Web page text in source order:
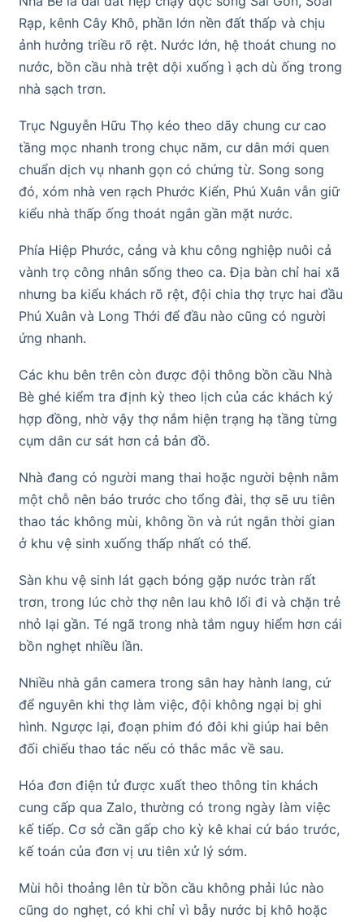
Rạp, kênh Cây Khô, phần lớn nền đất thấp và chịu
ảnh hưởng triều rõ rệt. Nước lớn, hệ thoát chung no
nước, bồn cầu nhà trệt dội xuống ì ạch dù ống trong
nhà sạch trơn.
Trục Nguyễn Hữu Thọ kéo theo dãy chung cư cao
tầng mọc nhanh trong chục năm, cư dân mới quen
chuẩn dịch vụ nhanh gọn có chứng từ. Song song
đó, xóm nhà ven rạch Phước Kiển, Phú Xuân vẫn giữ
kiểu nhà thấp ống thoát ngắn gần mặt nước.
Phía Hiệp Phước, cảng và khu công nghiệp nuôi cả
vành trọ công nhân sống theo ca. Địa bàn chỉ hai xã
nhưng ba kiểu khách rõ rệt, đội chia thợ trực hai đầu
Phú Xuân và Long Thới để đầu nào cũng có người
ứng nhanh.
Các khu bên trên còn được đội thông bồn cầu Nhà
Bè ghé kiểm tra định kỳ theo lịch của các khách ký
hợp đồng, nhờ vậy thợ nắm hiện trạng hạ tầng từng
cụm dân cư sát hơn cả bản đồ.
Nhà đang có người mang thai hoặc người bệnh nằm
một chỗ nên báo trước cho tổng đài, thợ sẽ ưu tiên
thao tác không mùi, không ồn và rút ngắn thời gian
ở khu vệ sinh xuống thấp nhất có thể.
Sàn khu vệ sinh lát gạch bóng gặp nước tràn rất
trơn, trong lúc chờ thợ nên lau khô lối đi và chặn trẻ
nhỏ lại gần. Té ngã trong nhà tắm nguy hiểm hơn cái
bồn nghẹt nhiều lần.
Nhiều nhà gắn camera trong sân hay hành lang, cứ
để nguyên khi thợ làm việc, đội không ngại bị ghi
hình. Ngược lại, đoạn phim đó đôi khi giúp hai bên
đối chiếu thao tác nếu có thắc mắc về sau.
Hóa đơn điện tử được xuất theo thông tin khách
cung cấp qua Zalo, thường có trong ngày làm việc
kế tiếp. Cơ sở cần gấp cho kỳ kê khai cứ báo trước,
kế toán của đơn vị ưu tiên xử lý sớm.
Mùi hôi thoảng lên từ bồn cầu không phải lúc nào
cũng do nghẹt, có khi chỉ vì bẫy nước bị khô hoặc